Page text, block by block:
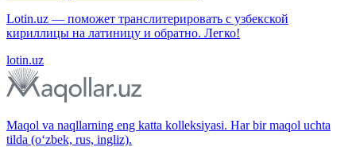
Lotin.uz — поможет транслитерировать с узбекской
кириллицы на латиницу и обратно. Легко!
lotin.uz
Maqol va naqllarning eng katta kolleksiyasi. Har bir maqol uchta
tilda (o‘zbek, rus, ingliz).